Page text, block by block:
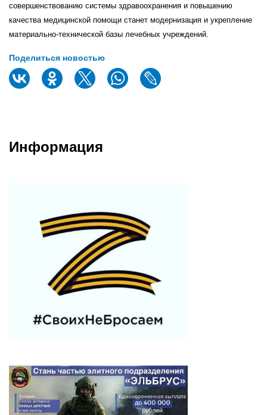
совершенствованию системы здравоохранения и повышению
качества медицинской помощи станет модернизация и укрепление
материально-технической базы лечебных учреждений.
Поделиться новостью
Информация